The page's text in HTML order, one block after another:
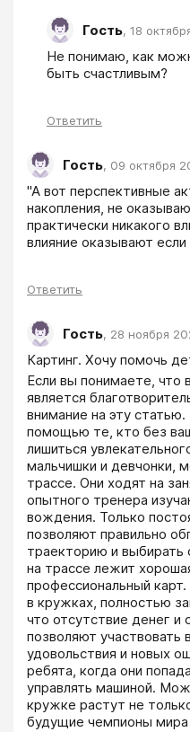
Гость, 18
Не понимаю, как
быть счастливым?
Ответить
Гость, 09 октября
"А вот перспективные
накопления, не
практически никакого
влияние оказывают
Ответить
Гость, 28 ноября
Картинг. Хочу помочь
Если вы понимаете, что
является
внимание на эту
помощью те, кто без
лишиться
мальчишки и девчонки,
трассе. Они ходят на
опытного тренера
вождения. Только
позволяют правильно
траекторию и выбирать
на трассе лежит
профессиональный
в кружках, полностью
что отсутствие денег и
позволяют участвовать
удовольствия и новых
ребята, когда они
управлять машиной.
кружке растут не
будущие чемпионы мира